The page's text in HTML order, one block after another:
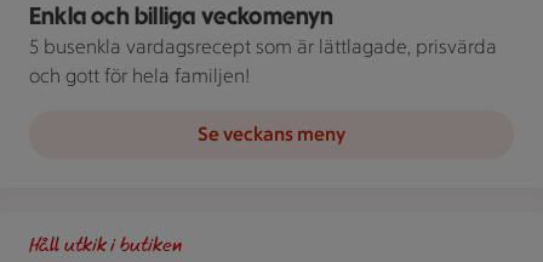
Enkla och billiga veckomenyn
5 busenkla vardagsrecept som är lättlagade, prisvärda
och gott för hela familjen!
Se veckans meny
Håll utkik i butiken